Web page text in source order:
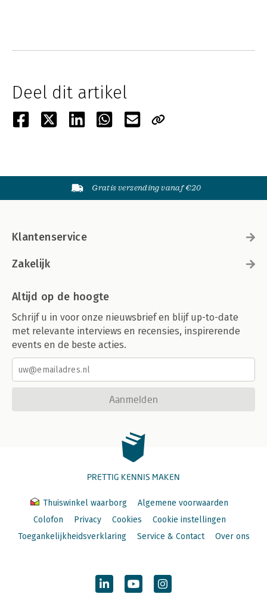
Deel dit artikel
Gratis verzending vanaf €20
Klantenservice
Zakelijk
Altijd op de hoogte
Schrijf u in voor onze nieuwsbrief en blijf up-to-date
met relevante interviews en recensies, inspirerende
events en de beste acties.
Aanmelden
PRETTIG KENNIS MAKEN
Thuiswinkel waarborg
Algemene voorwaarden
Colofon
Privacy Cookies
Cookie instellingen
Toegankelijkheidsverklaring
Service & Contact Over ons